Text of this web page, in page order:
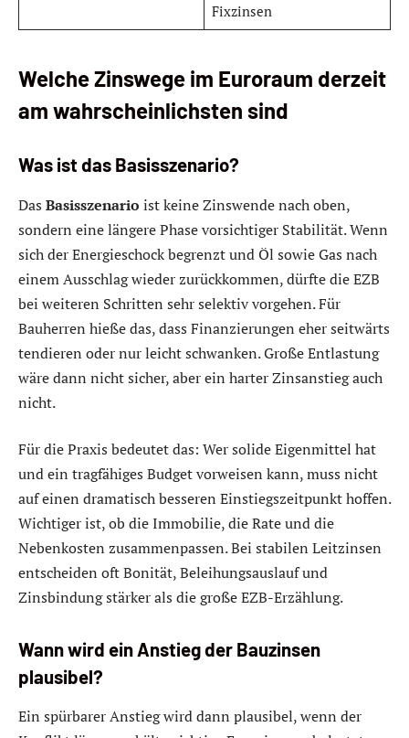
Fixzinsen
Welche Zinswege im Euroraum derzeit
am wahrscheinlichsten sind
Was ist das Basisszenario?
Das Basisszenario ist keine Zinswende nach oben,
sondern eine längere Phase vorsichtiger Stabilität. Wenn
sich der Energieschock begrenzt und Öl sowie Gas nach
einem Ausschlag wieder zurückkommen, dürfte die EZB
bei weiteren Schritten sehr selektiv vorgehen. Für
Bauherren hieße das, dass Finanzierungen eher seitwärts
tendieren oder nur leicht schwanken. Große Entlastung
wäre dann nicht sicher, aber ein harter Zinsanstieg auch
nicht.
Für die Praxis bedeutet das: Wer solide Eigenmittel hat
und ein tragfähiges Budget vorweisen kann, muss nicht
auf einen dramatisch besseren Einstiegszeitpunkt hoffen.
Wichtiger ist, ob die Immobilie, die Rate und die
Nebenkosten zusammenpassen. Bei stabilen Leitzinsen
entscheiden oft Bonität, Beleihungsauslauf und
Zinsbindung stärker als die große EZB-Erzählung.
Wann wird ein Anstieg der Bauzinsen
plausibel?
Ein spürbarer Anstieg wird dann plausibel, wenn der